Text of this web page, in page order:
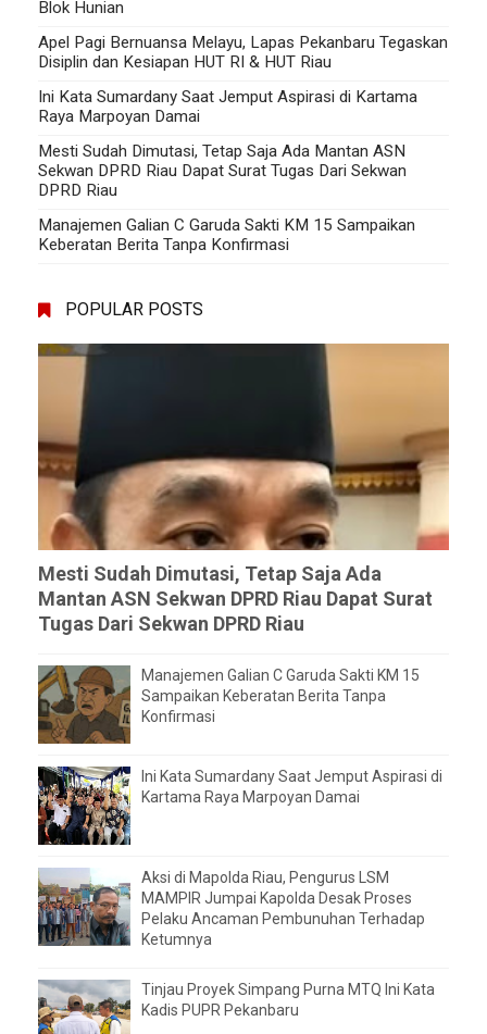
Blok Hunian
Apel Pagi Bernuansa Melayu, Lapas Pekanbaru Tegaskan
Disiplin dan Kesiapan HUT RI & HUT Riau
Ini Kata Sumardany Saat Jemput Aspirasi di Kartama
Raya Marpoyan Damai
Mesti Sudah Dimutasi, Tetap Saja Ada Mantan ASN
Sekwan DPRD Riau Dapat Surat Tugas Dari Sekwan
DPRD Riau
Manajemen Galian C Garuda Sakti KM 15 Sampaikan
Keberatan Berita Tanpa Konfirmasi
POPULAR POSTS
Mesti Sudah Dimutasi, Tetap Saja Ada
Mantan ASN Sekwan DPRD Riau Dapat Surat
Tugas Dari Sekwan DPRD Riau
Manajemen Galian C Garuda Sakti KM 15
Sampaikan Keberatan Berita Tanpa
Konfirmasi
Ini Kata Sumardany Saat Jemput Aspirasi di
Kartama Raya Marpoyan Damai
Aksi di Mapolda Riau, Pengurus LSM
MAMPIR Jumpai Kapolda Desak Proses
Pelaku Ancaman Pembunuhan Terhadap
Ketumnya
Tinjau Proyek Simpang Purna MTQ Ini Kata
Kadis PUPR Pekanbaru